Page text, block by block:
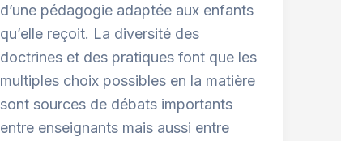
d’une pédagogie adaptée aux enfants
qu’elle reçoit. La diversité des
doctrines et des pratiques font que les
multiples choix possibles en la matière
sont sources de débats importants
entre enseignants mais aussi entre